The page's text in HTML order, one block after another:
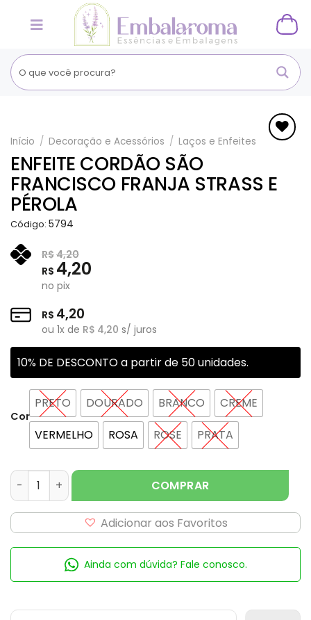
Favoritos
Início / Decoração e Acessórios / Laços e Enfeites
ENFEITE CORDÃO SÃO
FRANCISCO FRANJA STRASS E
PÉROLA
Código: 5794
R$4,20
R$ 4,20
no pix
R$ 4,20
ou 1x de R$ 4,20 s/ juros
10% DE DESCONTO a partir de 50 unidades.
Cor
PRETO DOURADO BRANCO
CREME
VERMELHO
ROSA ROSE PRATA
ENFEITE CORDÃO SÃO FRANCISCO FRANJA STRASS E
COMPRAR
Adicionar aos Favoritos
Ainda com dúvida? Fale conosco.